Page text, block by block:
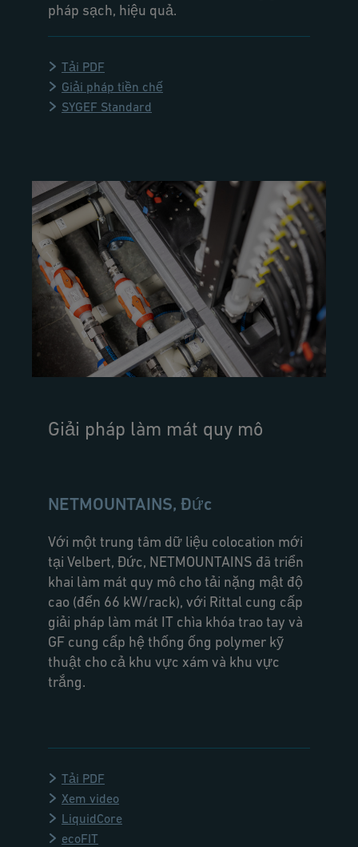
pháp sạch, hiệu quả.
Tải PDF
Giải pháp tiền chế
SYGEF Standard
Giải pháp làm mát quy mô
NETMOUNTAINS, Đức
Với một trung tâm dữ liệu colocation mới
tại Velbert, Đức, NETMOUNTAINS đã triển
khai làm mát quy mô cho tải nặng mật độ
cao (đến 66 kW/rack), với Rittal cung cấp
giải pháp làm mát IT chìa khóa trao tay và
GF cung cấp hệ thống ống polymer kỹ
thuật cho cả khu vực xám và khu vực
trắng.
Tải PDF
Xem video
LiquidCore
ecoFIT